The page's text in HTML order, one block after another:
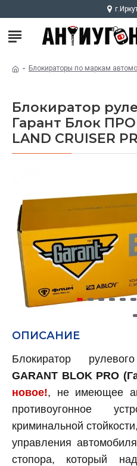
Блокираторы по маркам
Блокиратор
Гарант Блок
LAND CRUISER
ОПИСАНИЕ
Блокиратор
GARANT BLOK PRO
новое!, не имеющее
противоугонное
криминальной
управления
стопора, который